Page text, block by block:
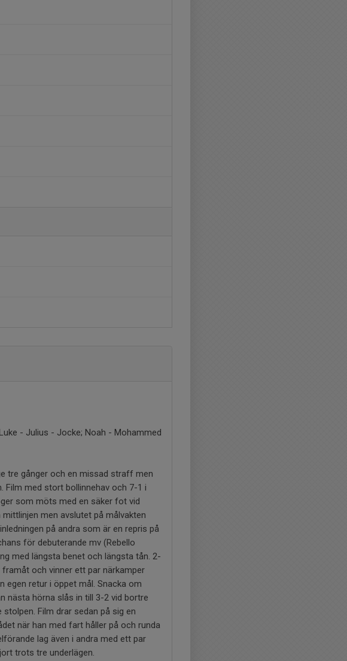
- Julius - Jocke; Noah - Mohammed
tre gånger och en missad straff men
Film med stort bollinnehav och 7-1 i
som möts med en säker fot vid
men avslutet på målvakten
på andra som är en repris på
för debuterande mv (Rebello
med längsta benet och längsta tån. 2-
och vinner ett par närkamper
egen retur i öppet mål. Snacka om
nästa hörna slås in till 3-2 vid bortre
Film drar sedan på sig en
när han med fart håller på och runda
lag även i andra med ett par
trots tre underlägen.